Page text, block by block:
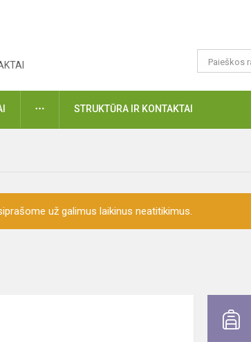
DAUGIAUSTRUKTŪRA IR KONTAKTAI
už galimus laikinus neatitikimus.